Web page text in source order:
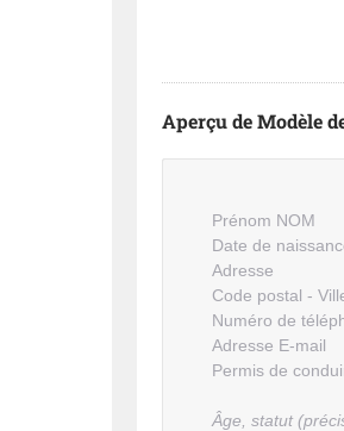
Aperçu de Modèle
Prénom NOM
Date de
Adresse
Code postal -
Numéro de
Adresse E-mail
Permis de
Âge, statut